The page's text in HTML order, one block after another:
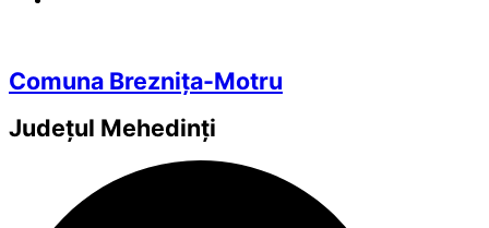
Comuna Breznița-Motru
Județul Mehedinți